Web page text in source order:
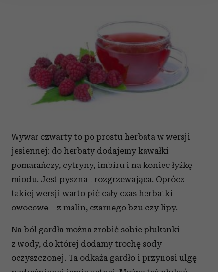
i reklam, aby oferować funkcje społecznościowe i
analizować ruch w naszej witrynie. Informacje o tym, jak
korzystasz z naszej witryny, udostępniamy partnerom
społecznościowym, reklamowym i analitycznym.
Partnerzy mogą połączyć te informacje z innymi danymi
otrzymanymi od Ciebie lub uzyskanymi podczas
korzystania z ich usług.
Wywar czwarty to po prostu herbata w wersji
jesiennej: do herbaty dodajemy kawałki
pomarańczy, cytryny, imbiru i na koniec łyżkę
miodu. Jest pyszna i rozgrzewająca. Oprócz
takiej wersji warto pić cały czas herbatki
owocowe – z malin, czarnego bzu czy lipy.
Na ból gardła można zrobić sobie płukanki
z wody, do której dodamy trochę sody
oczyszczonej. Ta odkaża gardło i przynosi ulgę